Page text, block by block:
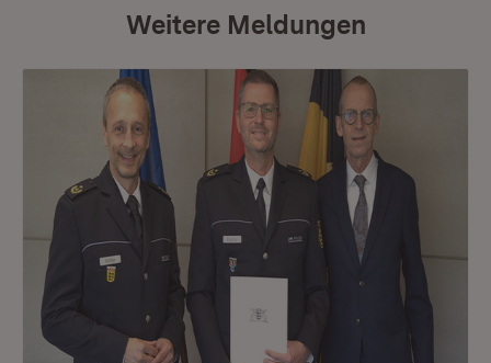
Weitere Meldungen